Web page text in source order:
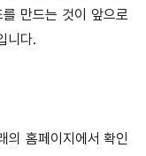
만드는 것이 앞으로
니다.
의 홈페이지에서 확인